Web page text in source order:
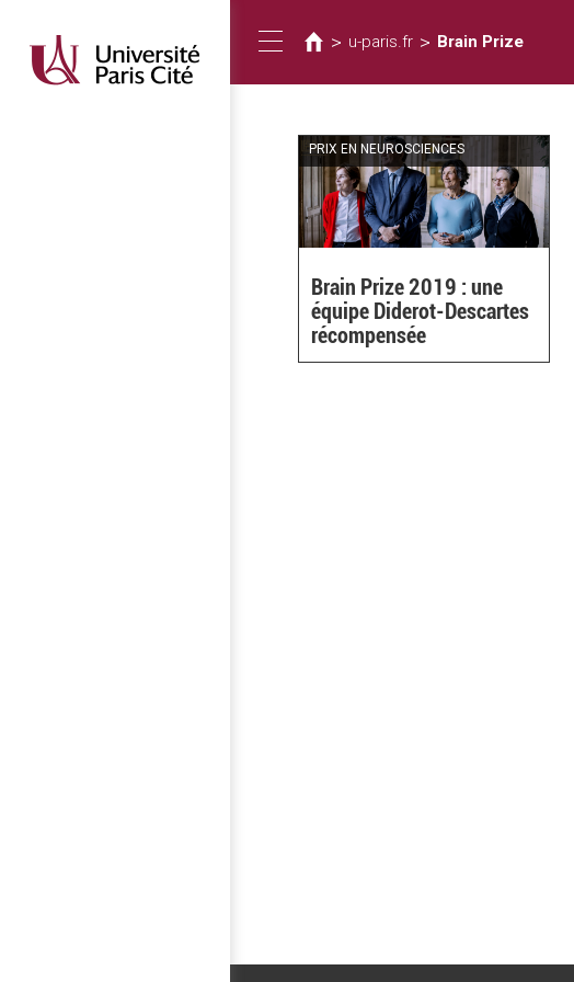
contenu
principal
Toggle
navigation
êtes
ici
> u-paris.fr > Brain Prize
PRIX EN NEUROSCIENCES
Brain Prize 2019 : une
équipe Diderot-Descartes
récompensée